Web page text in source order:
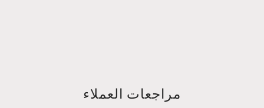
مراجعات العملاء